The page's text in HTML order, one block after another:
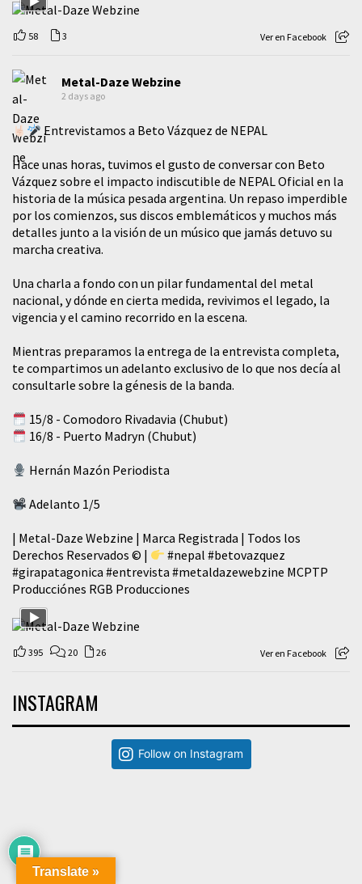
58 3 Ver en Facebook
Metal-Daze Webzine
2 days ago
Entrevistamos a Beto Vázquez de NEPAL
Hace unas horas, tuvimos el gusto de conversar con Beto
Vázquez sobre el impacto indiscutible de NEPAL Oficial en la
historia de la música pesada argentina. Un repaso imperdible
por los comienzos, sus discos emblemáticos y muchos más
detalles junto a la visión de un músico que jamás detuvo su
marcha creativa.
​Una charla a fondo con un pilar fundamental del metal
nacional, y dónde en cierta medida, revivimos el legado, la
vigencia y el camino recorrido en la escena.
Mientras preparamos la entrega de la entrevista completa,
te compartimos un adelanto exclusivo de lo que nos decía al
consultarle sobre la génesis de la banda.
15/8 - Comodoro Rivadavia (Chubut)
16/8 - Puerto Madryn (Chubut)
Hernán Mazón Periodista
Adelanto 1/5
| Metal-Daze Webzine | Marca Registrada | Todos los
Derechos Reservados © |
#nepal #betovazquez
#girapatagonica #entrevista #metaldazewebzine MCPTP
Producciónes RGB Producciones
395 20 26 Ver en Facebook
INSTAGRAM
Follow on Instagram
Translate »